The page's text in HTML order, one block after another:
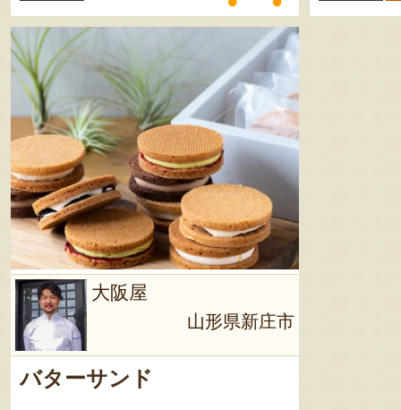
大阪屋
山形県新庄市
バターサンド